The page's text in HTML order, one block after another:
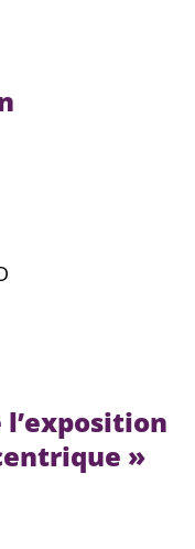
»